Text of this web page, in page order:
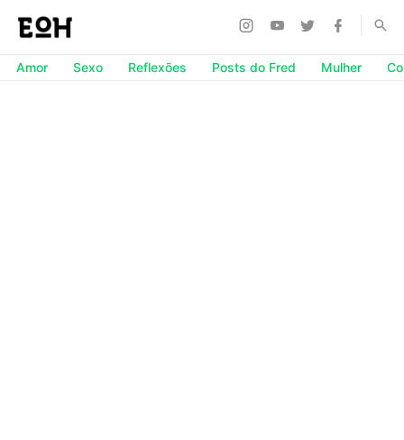
Amor Sexo Reflexões Posts do Fred Mulher